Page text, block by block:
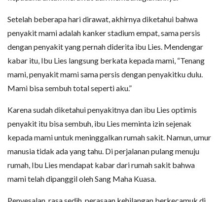
Setelah beberapa hari dirawat, akhirnya diketahui bahwa
penyakit mami adalah kanker stadium empat, sama persis
dengan penyakit yang pernah diderita ibu Lies. Mendengar
kabar itu, Ibu Lies langsung berkata kepada mami, “Tenang
mami, penyakit mami sama persis dengan penyakitku dulu.
Mami bisa sembuh total seperti aku.”
Karena sudah diketahui penyakitnya dan ibu Lies optimis
penyakit itu bisa sembuh, ibu Lies meminta izin sejenak
kepada mami untuk meninggalkan rumah sakit. Namun, umur
manusia tidak ada yang tahu. Di perjalanan pulang menuju
rumah, Ibu Lies mendapat kabar dari rumah sakit bahwa
mami telah dipanggil oleh Sang Maha Kuasa.